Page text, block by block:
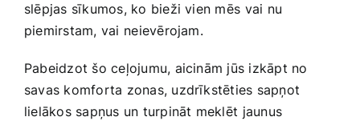
slēpjas sīkumos, ko bieži vien mēs⁢ vai nu
piemirstam, vai ⁢neievērojam.
Pabeidzot šo ceļojumu, aicinām jūs izkāpt no
savas komforta ‌zonas, uzdrīkstēties sapņot
lielākos sapņus​ un‍ turpināt meklēt ⁤jaunus